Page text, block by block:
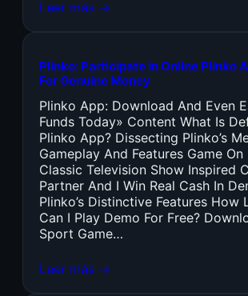
Leer más →
Plinko: Participate In Online Plinko
For Genuine Money
Plinko App: Download And Even
Funds Today» Content What Is
Plinko App? Dissecting Plinko’s
Gameplay And Features Game
Classic Television Show Inspired
Partner And I Win Real Cash In
Plinko’s Distinctive Features How
Can I Play Demo For Free?
Sport Game…
Leer más →